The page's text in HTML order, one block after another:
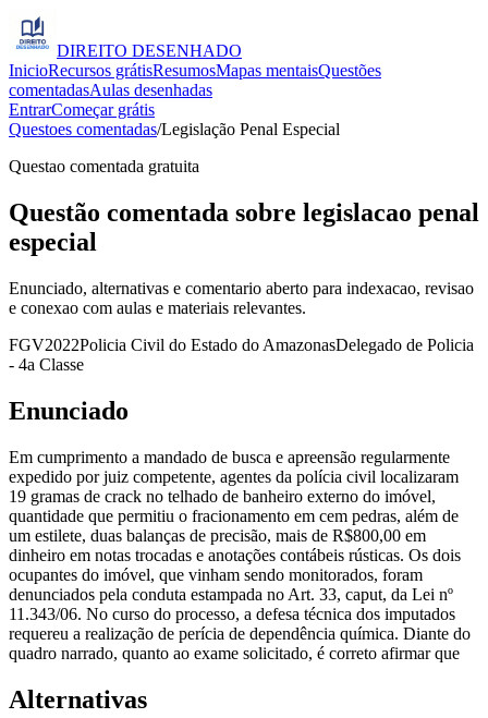
DIREITO DESENHADO
InicioRecursos grátisResumosMapas mentaisQuestões
comentadasAulas desenhadas
EntrarComeçar grátis
Questoes comentadas/Legislação Penal Especial
Questao comentada gratuita
Questão comentada sobre legislacao penal
especial
Enunciado, alternativas e comentario aberto para indexacao, revisao
e conexao com aulas e materiais relevantes.
FGV2022Policia Civil do Estado do AmazonasDelegado de Policia
- 4a Classe
Enunciado
Em cumprimento a mandado de busca e apreensão regularmente
expedido por juiz competente, agentes da polícia civil localizaram
19 gramas de crack no telhado de banheiro externo do imóvel,
quantidade que permitiu o fracionamento em cem pedras, além de
um estilete, duas balanças de precisão, mais de R$800,00 em
dinheiro em notas trocadas e anotações contábeis rústicas. Os dois
ocupantes do imóvel, que vinham sendo monitorados, foram
denunciados pela conduta estampada no Art. 33, caput, da Lei nº
11.343/06. No curso do processo, a defesa técnica dos imputados
requereu a realização de perícia de dependência química. Diante do
quadro narrado, quanto ao exame solicitado, é correto afirmar que
Alternativas